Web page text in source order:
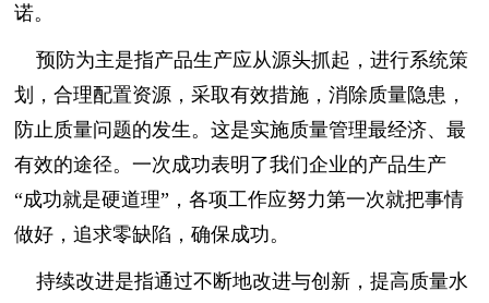
诺。
预防为主是指产品生产应从源头抓起，进行系统策
划，合理配置资源，采取有效措施，消除质量隐患，
防止质量问题的发生。这是实施质量管理最经济、最
有效的途径。一次成功表明了我们企业的产品生产
“成功就是硬道理”，各项工作应努力第一次就把事情
做好，追求零缺陷，确保成功。
持续改进是指通过不断地改进与创新，提高质量水